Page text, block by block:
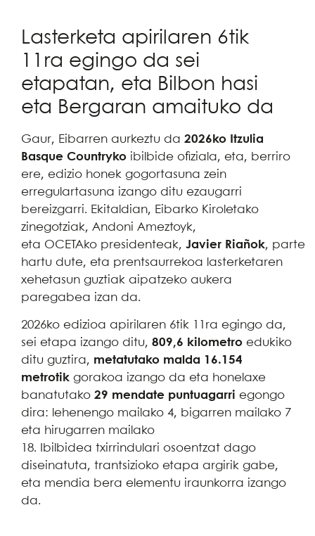
Lasterketa apirilaren 6tik
11ra egingo da sei
etapatan, eta Bilbon hasi
eta Bergaran amaituko da
Gaur, Eibarren aurkeztu da 2026ko Itzulia
Basque Countryko ibilbide ofiziala, eta, berriro
ere, edizio honek gogortasuna zein
erregulartasuna izango ditu ezaugarri
bereizgarri. Ekitaldian, Eibarko Kiroletako
zinegotziak, Andoni Ameztoyk,
eta OCETAko presidenteak, Javier Riañok, parte
hartu dute, eta prentsaurrekoa lasterketaren
xehetasun guztiak aipatzeko aukera
paregabea izan da.
2026ko edizioa apirilaren 6tik 11ra egingo da,
sei etapa izango ditu, 809,6 kilometro edukiko
ditu guztira, metatutako malda 16.154
metrotik gorakoa izango da eta honelaxe
banatutako 29 mendate puntuagarri egongo
dira: lehenengo mailako 4, bigarren mailako 7
eta hirugarren mailako
18. Ibilbidea txirrindulari osoentzat dago
diseinatuta, trantsizioko etapa argirik gabe,
eta mendia bera elementu iraunkorra izango
da.